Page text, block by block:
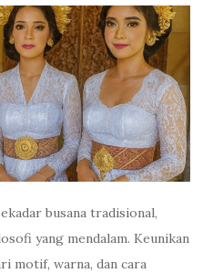
busana tradisional,
yang mendalam. Keunikan
motif, warna, dan cara